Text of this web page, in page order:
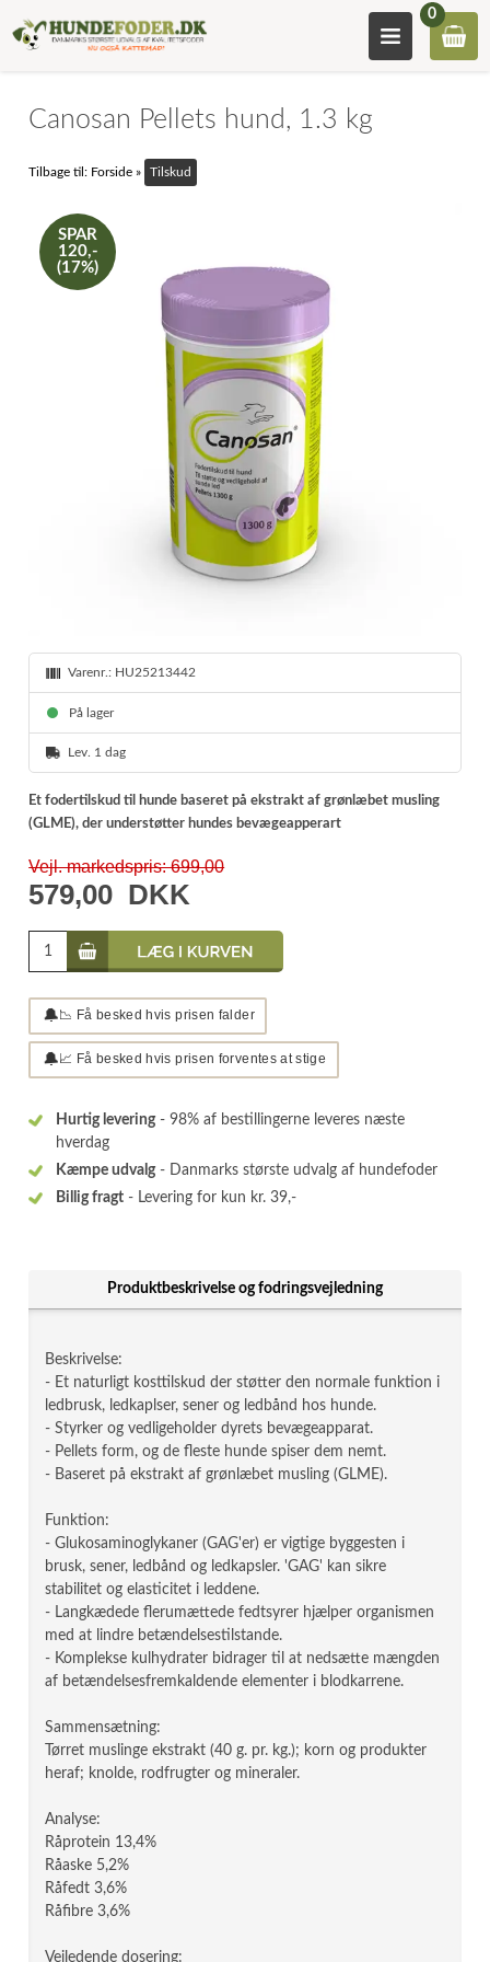
0
Canosan Pellets hund, 1.3 kg
Tilbage til: Forside » Tilskud
SPAR
120,-
(17%)
Varenr.: HU25213442
På lager
Lev. 1 dag
Et fodertilskud til hunde baseret på ekstrakt af grønlæbet musling
(GLME), der understøtter hundes bevægeapperart
Vejl. markedspris: 699,00
579,00 DKK
🔔📉 Få besked hvis prisen falder
🔔📈 Få besked hvis prisen forventes at stige
Hurtig levering- 98% af bestillingerne leveres næste
hverdag
Kæmpe udvalg- Danmarks største udvalg af hundefoder
Billig fragt - Levering for kun kr. 39,-
Produktbeskrivelse og fodringsvejledning
Beskrivelse:
- Et naturligt kosttilskud der støtter den normale funktion i
ledbrusk, ledkaplser, sener og ledbånd hos hunde.
- Styrker og vedligeholder dyrets bevægeapparat.
- Pellets form, og de fleste hunde spiser dem nemt.
- Baseret på ekstrakt af grønlæbet musling (GLME).
Funktion:
- Glukosaminoglykaner (GAG'er) er vigtige byggesten i
brusk, sener, ledbånd og ledkapsler. 'GAG' kan sikre
stabilitet og elasticitet i leddene.
- Langkædede flerumættede fedtsyrer hjælper organismen
med at lindre betændelsestilstande.
- Komplekse kulhydrater bidrager til at nedsætte mængden
af betændelsesfremkaldende elementer i blodkarrene.
Sammensætning:
Tørret muslinge ekstrakt (40 g. pr. kg.); korn og produkter
heraf; knolde, rodfrugter og mineraler.
Analyse:
Råprotein 13,4%
Råaske 5,2%
Råfedt 3,6%
Råfibre 3,6%
Vejledende dosering: